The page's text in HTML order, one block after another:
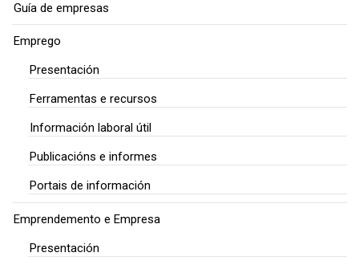
Guía de empresas
Emprego
Presentación
Ferramentas e recursos
Información laboral útil
Publicacións e informes
Portais de información
Emprendemento e Empresa
Presentación